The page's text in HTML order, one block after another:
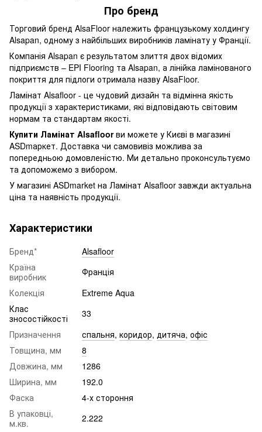
Про бренд
Торговий бренд AlsaFloor належить французькому холдингу
Alsapan, одному з найбільших виробників ламінату у Франції.
Компанія Alsapan є результатом злиття двох відомих
підприємств – EPI Flooring та Alsapan, а лінійка ламінованого
покриття для підлоги отримала назву AlsaFloor.
Ламінат Alsafloor - це чудовий дизайн та відмінна якість
продукції з характеристиками, які відповідають світовим
нормам та стандартам якості.
Купити Ламінат Alsafloorви можете у Києві в магазині
ASDmаркет. Доставка чи самовивіз можлива за
попередньою домовленістю. Ми детально проконсультуємо
та допоможемо з вибором.
У магазині ASDmarket на Ламінат Alsafloor завжди актуальна
ціна та наявність продукції.
Характеристики
Бренд*
Alsafloor
Країна
виробник
Франція
Колекція
Extreme Aqua
Клас
зносостійкості
33
Призначення
спальня, коридор, дитяча, офіс
Товщина, мм
8
Довжина, мм
1286
Ширина, мм
192.0
Фаска
4-х стороння
В упаковці,
м.кв.
2.222